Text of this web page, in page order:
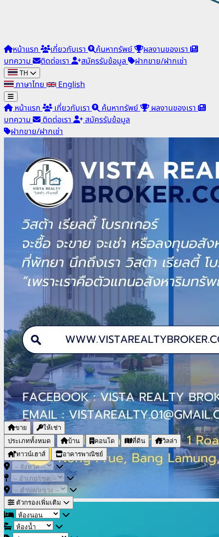
หน้าแรก เกี่ยวกับเรา ค้นหาทรัพย์
ผลงานของเรา
บทความ
ติดต่อเรา สมัครรับข้อมูล ฝากขาย/ฝากเช่า
TH
ภาษาไทย
English
หน้าแรก
เกี่ยวกับเรา ค้นหาทรัพย์
ผลงานของเรา
บทความ
ติดต่อเรา
สมัครรับข้อมูล
ฝากขาย/ฝากเช่า
ขาย
ให้เช่า
ประเภททั้งหมด
บ้าน คอนโด ที่ดิน
วิลล่า
ทาวน์เฮาส์
อาคารพาณิชย์
ตัวกรองเพิ่มเติม